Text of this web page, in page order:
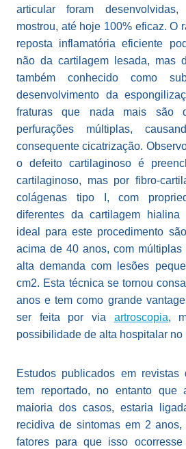
articular foram
mostrou, até hoje 100% eficaz. O
reposta inflamatória eficiente
não da cartilagem lesada, mas
também conhecido como
desenvolvimento da
fraturas que nada mais são
perfurações múltiplas,
consequente cicatrização.
o defeito cartilaginoso é
cartilaginoso, mas por fibro-
colágenas tipo I, com
diferentes da cartilagem hialina
ideal para este procedimento
acima de 40 anos, com
alta demanda com lesões
cm2. Esta técnica se tornou
anos e tem como grande
ser feita por via artroscopia,
possibilidade de alta hospitalar no
Estudos publicados em revistas
tem reportado, no entanto que
maioria dos casos, estaria
recidiva de sintomas em 2
fatores para que isso